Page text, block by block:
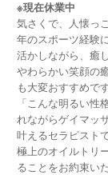
※現在休業中
気さくで、人懐っ
年のスポーツ経験
活かしながら、癒
やわらかい笑顔の
も大変おすすめです
「こんな明るい性
れながらゲイマッ
叶えるセラピストで
極上のオイルトリ
ることをお約束い